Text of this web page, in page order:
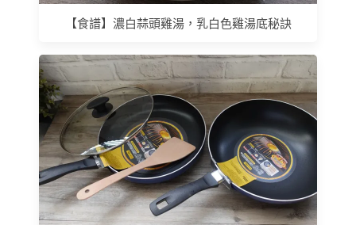
【食譜】濃白蒜頭雞湯，乳白色雞湯底秘訣